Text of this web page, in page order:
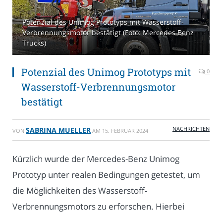
Potenzial des Unimog Prototyps mit Wasserstoff-
Verbrennungsmotor bestätigt (Foto: Mercedes Benz
Trucks)
Potenzial des Unimog Prototyps mit
Wasserstoff-Verbrennungsmotor
bestätigt
0
VON SABRINA MUELLER AM 15. FEBRUAR 2024 NACHRICHTEN
Kürzlich wurde der Mercedes-Benz Unimog
Prototyp unter realen Bedingungen getestet, um
die Möglichkeiten des Wasserstoff-
Verbrennungsmotors zu erforschen. Hierbei